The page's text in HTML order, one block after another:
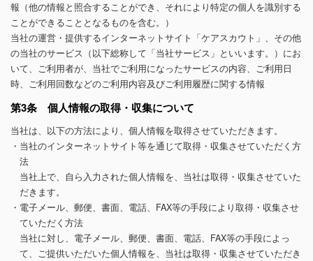
報（他の情報と照合することができ、それにより特定の個人を識別する
ことができることとなるものを含む。）
当社の運営・提供するインターネットサイト「ケアスカウト」、その他
の当社のサービス（以下総称して「当社サービス」といいます。）にお
いて、ご利用者が、当社でご利用になったサービスの内容、ご利用日
時、ご利用回数などのご利用内容及びご利用履歴に関する情報
第3条 個人情報の取得・収集について
当社は、以下の方法により、個人情報を取得させていただきます。
・当社のインターネットサイト等を通じて取得・収集させていただく方
法
当社上で、自ら入力された個人情報を、当社は取得・収集させていた
だきます。
・電子メール、郵便、書面、電話、FAX等の手段により取得・収集させ
ていただく方法
当社に対し、電子メール、郵便、書面、電話、FAX等の手段によっ
て、ご提供いただいた個人情報を、当社は取得・収集させていただき